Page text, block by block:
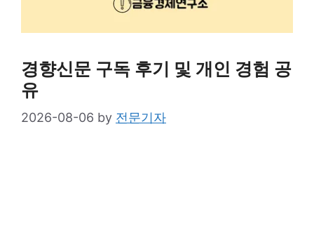
경향신문 구독 후기 및 개인 경험 공
유
2026-08-06 by 전문기자